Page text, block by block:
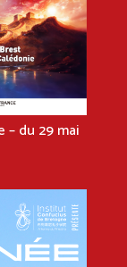
– du 29 mai